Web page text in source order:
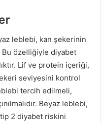
leblebi, kan şekerinin
özelliğiyle diyabet
Lif ve protein içeriği,
seviyesini kontrol
tercih edilmeli,
Beyaz leblebi,
tip 2 diyabet riskini